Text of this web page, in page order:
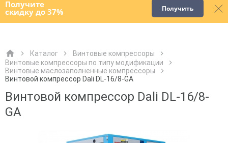
Получите
скидку до 37% Получить
Смотреть все товары
Каталог
Винтовые компрессоры
Винтовые компрессоры по типу модификации
Винтовые маслозаполненные компрессоры
Винтовой компрессор Dali DL-16/8-GA
Винтовой компрессор Dali DL-16/8-
GA
Как к Вам обращаться?
Как к Вам обращаться?
Город доставки
Как к Вам обращаться?